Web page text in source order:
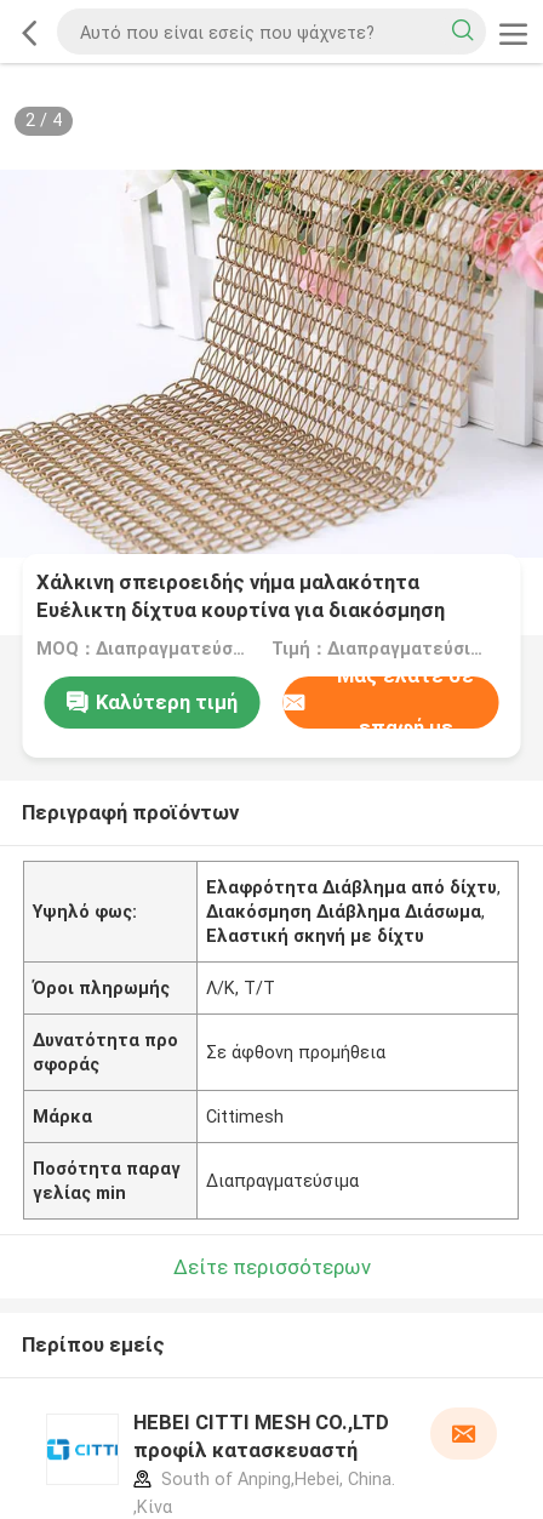
2/ 4
Χάλκινη σπειροειδής νήμα μαλακότητα
Ευέλικτη δίχτυα κουρτίνα για διακόσμηση
MOQ：Διαπραγματεύσιμα Τιμή：Διαπραγματεύσιμα
Καλύτερη τιμή
Μας ελάτε σε
επαφή με
Περιγραφή προϊόντων
Υψηλό φως:
Ελαφρότητα Διάβλημα από δίχτυ,
Διακόσμηση Διάβλημα Διάσωμα,
Ελαστική σκηνή με δίχτυ
Όροι πληρωμής Λ/Κ, Τ/Τ
Δυνατότητα προ
σφοράς
Σε άφθονη προμήθεια
Μάρκα Cittimesh
Ποσότητα παραγ
γελίας min
Διαπραγματεύσιμα
Δείτε περισσότερων
Περίπου εμείς
HEBEI CITTI MESH CO.,LTD
προφίλ κατασκευαστή
South of Anping,Hebei, China.
,Κίνα